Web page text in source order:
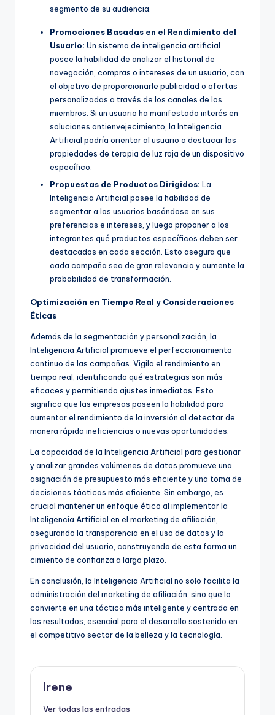
segmento de su audiencia.
Promociones Basadas en el Rendimiento del
Usuario: Un sistema de inteligencia artificial
posee la habilidad de analizar el historial de
navegación, compras o intereses de un usuario, con
el objetivo de proporcionarle publicidad o ofertas
personalizadas a través de los canales de los
miembros. Si un usuario ha manifestado interés en
soluciones antienvejecimiento, la Inteligencia
Artificial podría orientar al usuario a destacar las
propiedades de terapia de luz roja de un dispositivo
específico.
Propuestas de Productos Dirigidos: La
Inteligencia Artificial posee la habilidad de
segmentar a los usuarios basándose en sus
preferencias e intereses, y luego proponer a los
integrantes qué productos específicos deben ser
destacados en cada sección. Esto asegura que
cada campaña sea de gran relevancia y aumente la
probabilidad de transformación.
Optimización en Tiempo Real y Consideraciones
Éticas
Además de la segmentación y personalización, la
Inteligencia Artificial promueve el perfeccionamiento
continuo de las campañas. Vigila el rendimiento en
tiempo real, identificando qué estrategias son más
eficaces y permitiendo ajustes inmediatos. Esto
significa que las empresas poseen la habilidad para
aumentar el rendimiento de la inversión al detectar de
manera rápida ineficiencias o nuevas oportunidades.
La capacidad de la Inteligencia Artificial para gestionar
y analizar grandes volúmenes de datos promueve una
asignación de presupuesto más eficiente y una toma de
decisiones tácticas más eficiente. Sin embargo, es
crucial mantener un enfoque ético al implementar la
Inteligencia Artificial en el marketing de afiliación,
asegurando la transparencia en el uso de datos y la
privacidad del usuario, construyendo de esta forma un
cimiento de confianza a largo plazo.
En conclusión, la Inteligencia Artificial no solo facilita la
administración del marketing de afiliación, sino que lo
convierte en una táctica más inteligente y centrada en
los resultados, esencial para el desarrollo sostenido en
el competitivo sector de la belleza y la tecnología.
Irene
Ver todas las entradas